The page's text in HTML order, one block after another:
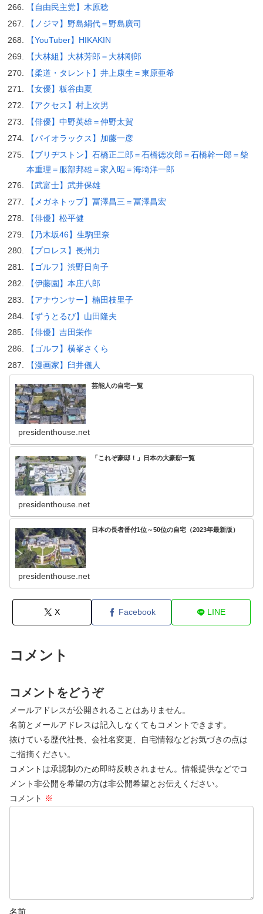
【自由民主党】木原稔
【ノジマ】野島絹代＝野島廣司
【YouTuber】HIKAKIN
【大林組】大林芳郎＝大林剛郎
【柔道・タレント】井上康生＝東原亜希
【女優】板谷由夏
【アクセス】村上次男
【俳優】中野英雄＝仲野太賀
【パイオラックス】加藤一彦
【ブリヂストン】石橋正二郎＝石橋徳次郎＝石橋幹一郎＝柴
本重理＝服部邦雄＝家入昭＝海埼洋一郎
【武富士】武井保雄
【メガネトップ】冨澤昌三＝冨澤昌宏
【俳優】松平健
【乃木坂46】生駒里奈
【プロレス】長州力
【ゴルフ】渋野日向子
【伊藤園】本庄八郎
【アナウンサー】楠田枝里子
【ずうとるび】山田隆夫
【俳優】吉田栄作
【ゴルフ】横峯さくら
【漫画家】臼井儀人
芸能人の自宅一覧
presidenthouse.net
「これぞ豪邸！」日本の大豪邸一覧
presidenthouse.net
日本の長者番付1位～50位の自宅（2023年最新版）
presidenthouse.net
X Facebook LINE
コメント
コメントをどうぞ
メールアドレスが公開されることはありません。
名前とメールアドレスは記入しなくてもコメントできます。
抜けている歴代社長、会社名変更、自宅情報などお気づきの点は
ご指摘ください。
コメントは承認制のため即時反映されません。情報提供などでコ
メント非公開を希望の方は非公開希望とお伝えください。
コメント ※
名前